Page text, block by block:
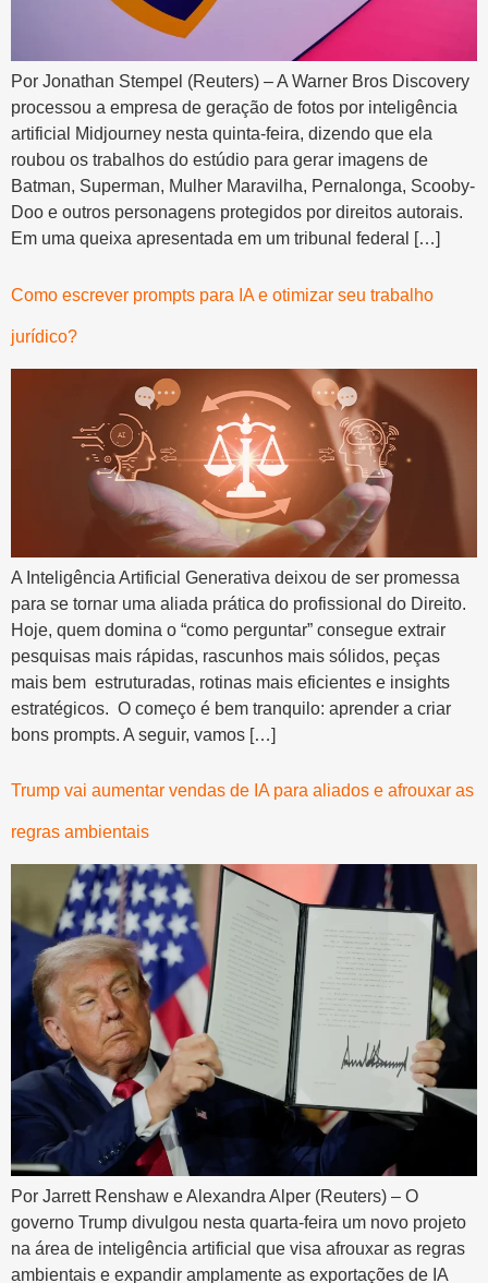
Por Jonathan Stempel (Reuters) – A Warner Bros Discovery
processou a empresa de geração de fotos por inteligência
artificial Midjourney nesta quinta-feira, dizendo que ela
roubou os trabalhos do estúdio para gerar imagens de
Batman, Superman, Mulher Maravilha, Pernalonga, Scooby-
Doo e outros personagens protegidos por direitos autorais.
Em uma queixa apresentada em um tribunal federal […]
Como escrever prompts para IA e otimizar seu trabalho
jurídico?
A Inteligência Artificial Generativa deixou de ser promessa
para se tornar uma aliada prática do profissional do Direito.
Hoje, quem domina o “como perguntar” consegue extrair
pesquisas mais rápidas, rascunhos mais sólidos, peças
mais bem estruturadas, rotinas mais eficientes e insights
estratégicos. O começo é bem tranquilo: aprender a criar
bons prompts. A seguir, vamos […]
Trump vai aumentar vendas de IA para aliados e afrouxar as
regras ambientais
Por Jarrett Renshaw e Alexandra Alper (Reuters) – O
governo Trump divulgou nesta quarta-feira um novo projeto
na área de inteligência artificial que visa afrouxar as regras
ambientais e expandir amplamente as exportações de IA